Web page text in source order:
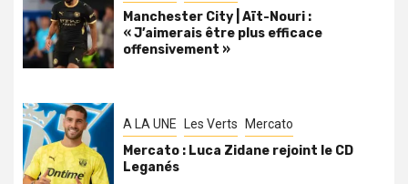
Manchester City | Aït-Nouri :
« J’aimerais être plus efficace
offensivement »
A LA UNE Les Verts Mercato
Mercato : Luca Zidane rejoint le CD
Leganés